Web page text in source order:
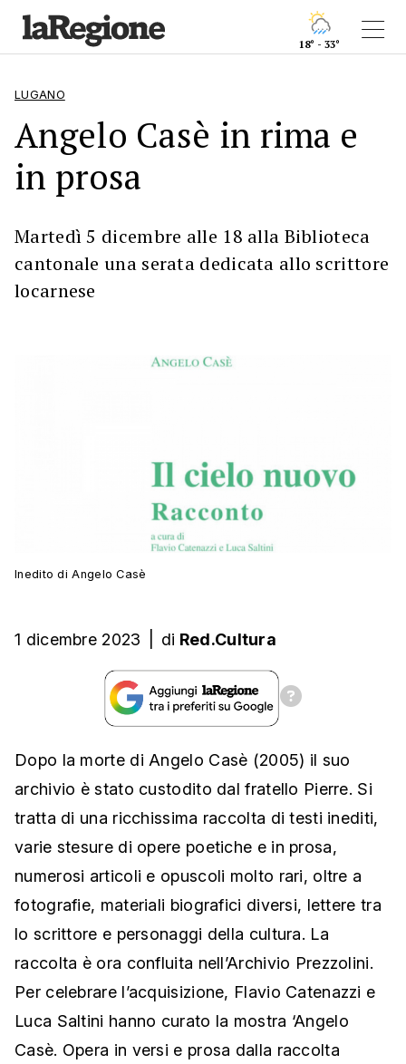
18° - 33°
LUGANO
Angelo Casè in rima e
in prosa
Martedì 5 dicembre alle 18 alla Biblioteca
cantonale una serata dedicata allo scrittore
locarnese
Inedito di Angelo Casè
1 dicembre 2023 di Red.Cultura
Dopo la morte di Angelo Casè (2005) il suo
archivio è stato custodito dal fratello Pierre. Si
tratta di una ricchissima raccolta di testi inediti,
varie stesure di opere poetiche e in prosa,
numerosi articoli e opuscoli molto rari, oltre a
fotografie, materiali biografici diversi, lettere tra
lo scrittore e personaggi della cultura. La
raccolta è ora confluita nell’Archivio Prezzolini.
Per celebrare l’acquisizione, Flavio Catenazzi e
Luca Saltini hanno curato la mostra ‘Angelo
Casè. Opera in versi e prosa dalla raccolta